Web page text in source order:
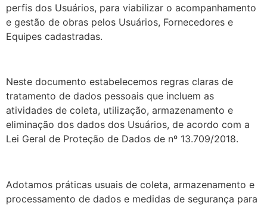
perfis dos Usuários, para viabilizar o acompanhamento
e gestão de obras pelos Usuários, Fornecedores e
Equipes cadastradas.
Neste documento estabelecemos regras claras de
tratamento de dados pessoais que incluem as
atividades de coleta, utilização, armazenamento e
eliminação dos dados dos Usuários, de acordo com a
Lei Geral de Proteção de Dados de nº 13.709/2018.
Adotamos práticas usuais de coleta, armazenamento e
processamento de dados e medidas de segurança para